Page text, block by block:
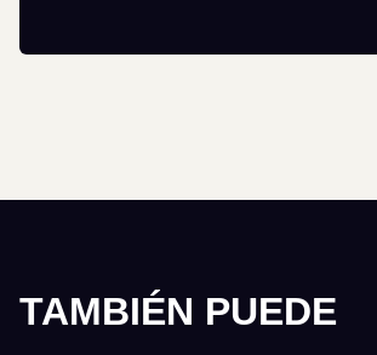
TAMBIÉN PUEDE